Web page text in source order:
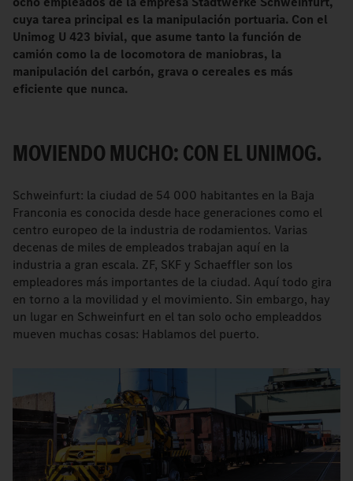
cuya tarea principal es la manipulación portuaria. Con el
Unimog U 423 bivial, que asume tanto la función de
camión como la de locomotora de maniobras, la
manipulación del carbón, grava o cereales es más
eficiente que nunca.
MOVIENDO MUCHO: CON EL UNIMOG.
Schweinfurt: la ciudad de 54 000 habitantes en la Baja
Franconia es conocida desde hace generaciones como el
centro europeo de la industria de rodamientos. Varias
decenas de miles de empleados trabajan aquí en la
industria a gran escala. ZF, SKF y Schaeffler son los
empleadores más importantes de la ciudad. Aquí todo gira
en torno a la movilidad y el movimiento. Sin embargo, hay
un lugar en Schweinfurt en el tan solo ocho empleaddos
mueven muchas cosas: Hablamos del puerto.